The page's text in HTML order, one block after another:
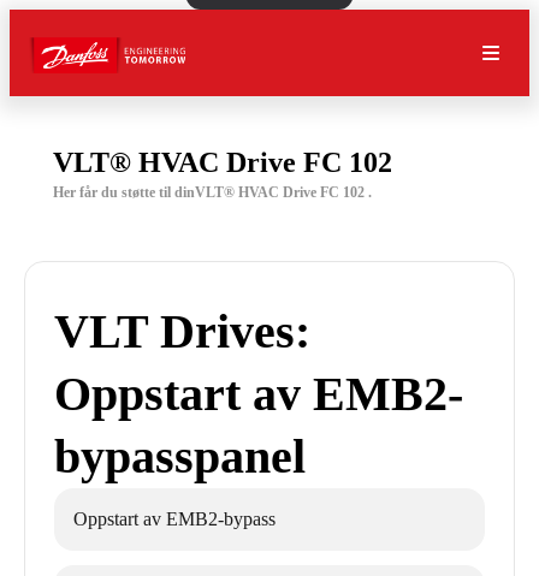
VLT® HVAC Drive FC 102
Her får du støtte til dinVLT® HVAC Drive FC 102 .
VLT Drives:
Oppstart av EMB2-
bypasspanel
Oppstart av EMB2-bypass